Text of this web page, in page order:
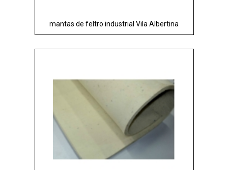
mantas de feltro industrial Vila Albertina